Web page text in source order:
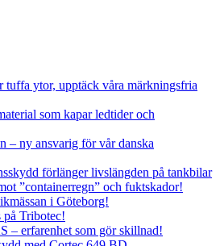
tuffa ytor, upptäck våra märkningsfria
som kapar ledtider och
– ny ansvarig för vår danska
förlänger livslängden på tankbilar
”containerregn” och fuktskador!
i Göteborg!
Tribotec!
– erfarenhet som gör skillnad!